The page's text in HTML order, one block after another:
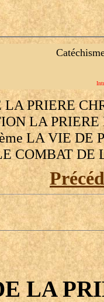
LA PRIERE
LA
LA VIE DE
COMBAT DE
LA